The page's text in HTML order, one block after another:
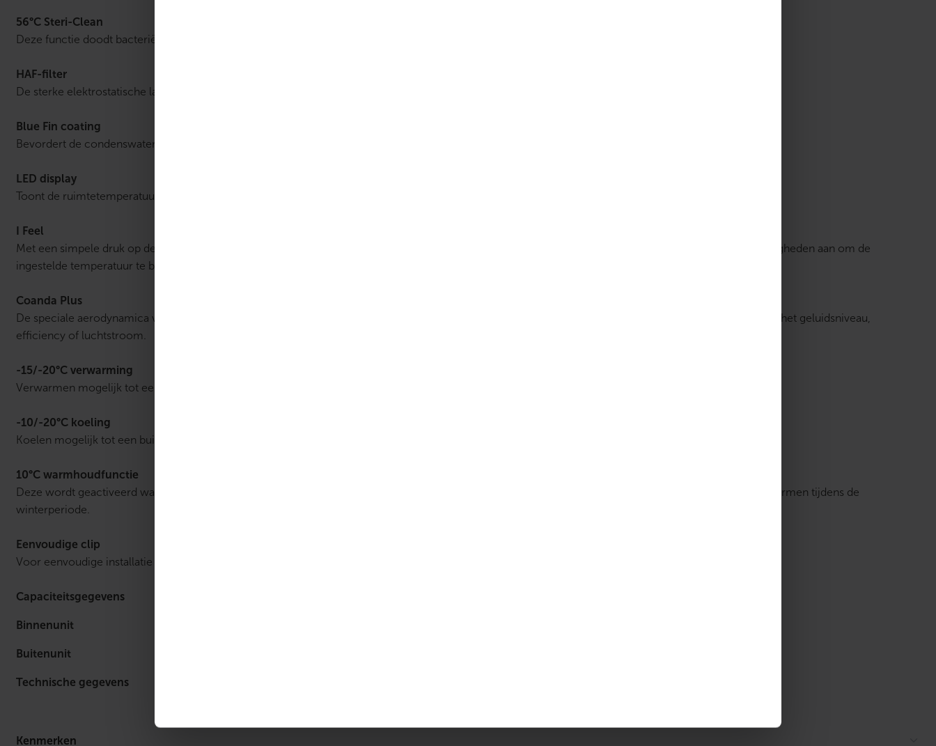
56°C Steri-Clean
Deze functie doodt bacteriën en virussen door de verdamper 30 minuten tot 56°C te verwarmen.
HAF-filter
De sterke elektrostatische lading op het filteroppervlak verwijdert schadelijke microdeeltjes, waaronder stof, virussen en bacteriën.
Blue Fin coating
Bevordert de condenswaterafvoer dankzij de hydrofiele en corrosieve eigenschappen.
LED display
Toont de ruimtetemperatuur of de gewenste temperatuur op het paneel.
I Feel
Met een simpele druk op de I Feel-knop op de afstandsbediening ontvangt de airco real-time temeperatuurdata en past het toestel de werkingsomstandigheden aan om de
ingestelde temperatuur te bereiken.
Coanda Plus
De speciale aerodynamica van de lamellen stuwt de luchtstromen uit de binnenunit verder en krachtiger weg zonder dat het een negatief effect heeft op het geluidsniveau,
efficiency of luchtstroom.
-15/-20°C verwarming
Verwarmen mogelijk tot een buitentemperatuur van -20 °C.
-10/-20°C koeling
Koelen mogelijk tot een buitentemperatuur van -20 °C.
10°C warmhoudfunctie
Deze wordt geactiveerd wanneer de ruimtetemperatuur daalt tot onder de 10 °C om leidingen in onbezette vakantiehuizen, garages en kelders te beschermen tijdens de
winterperiode.
Eenvoudige clip
Voor eenvoudige installatie en montage achter de binnenunit.
Capaciteitsgegevens
Binnenunit
Buitenunit
Technische gegevens
Kenmerken